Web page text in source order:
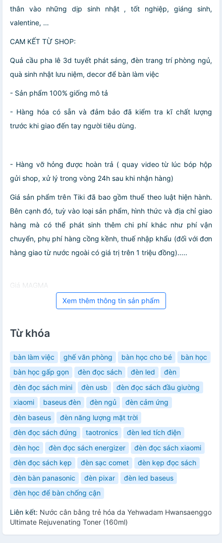
thân vào những dịp sinh nhật , tốt nghiệp, giáng sinh,
valentine, …
CAM KẾT TỪ SHOP:
Quả cầu pha lê 3d tuyết phát sáng, đèn trang trí phòng ngủ,
quà sinh nhật lưu niệm, decor để bàn làm việc
- Sản phẩm 100% giống mô tả
- Hàng hóa có sẵn và đảm bảo đã kiểm tra kĩ chất lượng
trước khi giao đến tay người tiêu dùng.
- Hàng vỡ hỏng được hoàn trả ( quay video từ lúc bóp hộp
gửi shop, xử lý trong vòng 24h sau khi nhận hàng)
Giá sản phẩm trên Tiki đã bao gồm thuế theo luật hiện hành.
Bên cạnh đó, tuỳ vào loại sản phẩm, hình thức và địa chỉ giao
hàng mà có thể phát sinh thêm chi phí khác như phí vận
chuyển, phụ phí hàng cồng kềnh, thuế nhập khẩu (đối với đơn
hàng giao từ nước ngoài có giá trị trên 1 triệu đồng).....
Giá MAGMA
Xem thêm thông tin sản phẩm
Từ khóa
bàn làm việc ghế văn phòng bàn học cho bé
bàn học
bàn học gấp gọn
đèn đọc sách đèn led
đèn
đèn đọc sách mini
đèn usb
đèn đọc sách đầu giường
xiaomi
baseus đèn đèn ngủ
đèn cảm ứng
đèn baseus
đèn năng lượng mặt trời
đèn đọc sách đứng
taotronics
đèn led tích điện
đèn học
đèn đọc sách energizer
đèn đọc sách xiaomi
đèn đọc sách kẹp
đèn sạc comet
đèn kẹp đọc sách
đèn bàn panasonic
đèn pixar
đèn led baseus
đèn học để bàn chống cận
Liên kết: Nước cân bằng trẻ hóa da Yehwadam Hwansaenggo
Ultimate Rejuvenating Toner (160ml)